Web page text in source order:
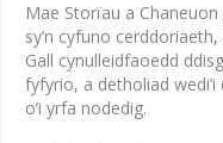
Mae Storïau a
sy’n cyfuno
Gall cynulleidfaoedd
fyfyrio, a detholiad
o’i yrfa nodedig.